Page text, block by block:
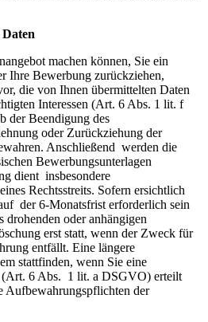
machen können, Sie ein
Ihre Bewerbung zurückziehen,
die von Ihnen übermittelten Daten
Interessen (Art. 6 Abs. 1 lit. f
der Beendigung des
oder Zurückziehung der
Anschließend werden die
Bewerbungsunterlagen
dient insbesondere
Rechtsstreits. Sofern ersichtlich
der 6-Monatsfrist erforderlich sein
oder anhängigen
erst statt, wenn der Zweck für
entfällt. Eine längere
stattfinden, wenn Sie eine
(Art. 6 Abs. 1 lit. a DSGVO) erteilt
Aufbewahrungspflichten der